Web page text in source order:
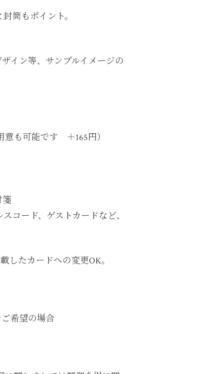
筒もポイント。
ン等、サンプルイメージの
も可能です ＋165円）
箋
コード、ゲストカードなど、
したカードへの変更OK。
希望の場合